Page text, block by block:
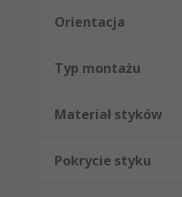
Orientacja
Typ montażu
Materiał styków
Pokrycie styku